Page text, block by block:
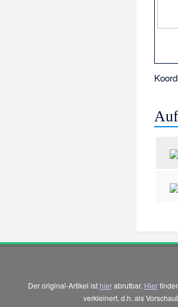
Der original-Artikel ist hierabrufbar. Hier
verkleinert, d.h. als